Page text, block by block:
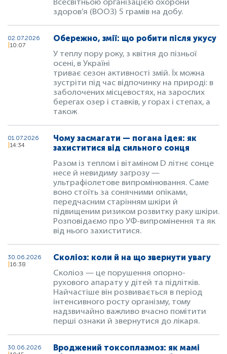
Всесвітньою організацією охорони
здоров’я (ВООЗ) 5 грамів на добу.
02.07.2026
10:07
Обережно, змії: що робити після укусу
У теплу пору року, з квітня до пізньої
осені, в Україні
триває сезон активності змій. Їх можна
зустріти під час відпочинку на природі: в
заболочених місцевостях, на зарослих
берегах озер і ставків, у горах і степах, а
також
01.07.2026
14:34
Чому засмагати — погана ідея: як
захиститися від сильного сонця
Разом із теплом і вітаміном D літнє сонце
несе й невидиму загрозу —
ультрафіолетове випромінювання. Саме
воно стоїть за сонячними опіками,
передчасним старінням шкіри й
підвищеним ризиком розвитку раку шкіри.
Розповідаємо про УФ-випромінення та як
від нього захиститися.
30.06.2026
16:38
Сколіоз: коли й на що звернути увагу
Сколіоз — це порушення опорно-
рухового апарату у дітей та підлітків.
Найчастіше він розвивається в період
інтенсивного росту організму, тому
надзвичайно важливо вчасно помітити
перші ознаки й звернутися до лікаря.
30.06.2026
Вроджений токсоплазмоз: як мамі